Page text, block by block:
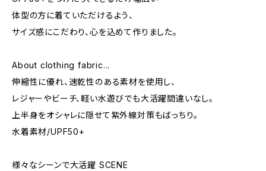
体型の方に着ていただけるよう、
サイズ感にこだわり、心を込めて作りました。
About clothing fabric...
伸縮性に優れ、速乾性のある素材を使用し、
レジャーやビーチ、軽い水遊びでも大活躍間違いなし。
上半身をオシャレに隠せて紫外線対策もばっちり。
水着素材/UPF50+
様々なシーンで大活躍 SCENE